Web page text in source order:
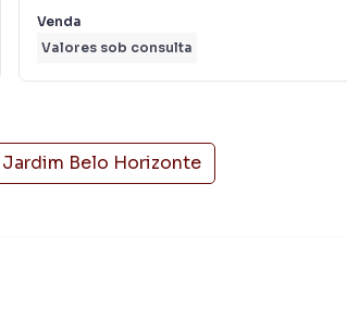
Venda
Valores sob consulta
Jardim Belo Horizonte